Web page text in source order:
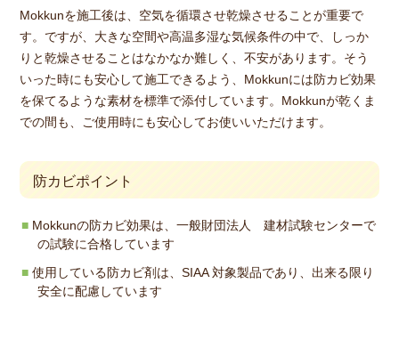
Mokkunを施工後は、空気を循環させ乾燥させることが重要で
す。ですが、大きな空間や高温多湿な気候条件の中で、しっか
りと乾燥させることはなかなか難しく、不安があります。そう
いった時にも安心して施工できるよう、Mokkunには防カビ効果
を保てるような素材を標準で添付しています。Mokkunが乾くま
での間も、ご使用時にも安心してお使いいただけます。
防カビポイント
Mokkunの防カビ効果は、一般財団法人 建材試験センターで
の試験に合格しています
使用している防カビ剤は、SIAA 対象製品であり、出来る限り
安全に配慮しています